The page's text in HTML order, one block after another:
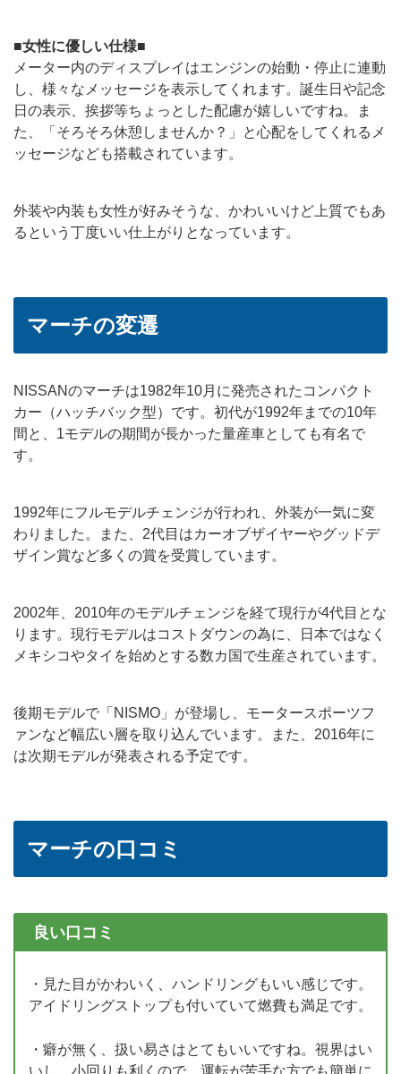
■女性に優しい仕様■
メーター内のディスプレイはエンジンの始動・停止に連動
し、様々なメッセージを表示してくれます。誕生日や記念
日の表示、挨拶等ちょっとした配慮が嬉しいですね。ま
た、「そろそろ休憩しませんか？」と心配をしてくれるメ
ッセージなども搭載されています。
外装や内装も女性が好みそうな、かわいいけど上質でもあ
るという丁度いい仕上がりとなっています。
マーチの変遷
NISSANのマーチは1982年10月に発売されたコンパクト
カー（ハッチバック型）です。初代が1992年までの10年
間と、1モデルの期間が長かった量産車としても有名で
す。
1992年にフルモデルチェンジが行われ、外装が一気に変
わりました。また、2代目はカーオブザイヤーやグッドデ
ザイン賞など多くの賞を受賞しています。
2002年、2010年のモデルチェンジを経て現行が4代目とな
ります。現行モデルはコストダウンの為に、日本ではなく
メキシコやタイを始めとする数カ国で生産されています。
後期モデルで「NISMO」が登場し、モータースポーツフ
ァンなど幅広い層を取り込んでいます。また、2016年に
は次期モデルが発表される予定です。
マーチの口コミ
良い口コミ
・見た目がかわいく、ハンドリングもいい感じです。
アイドリングストップも付いていて燃費も満足です。
・癖が無く、扱い易さはとてもいいですね。視界はい
いし、小回りも利くので、運転が苦手な方でも簡単に